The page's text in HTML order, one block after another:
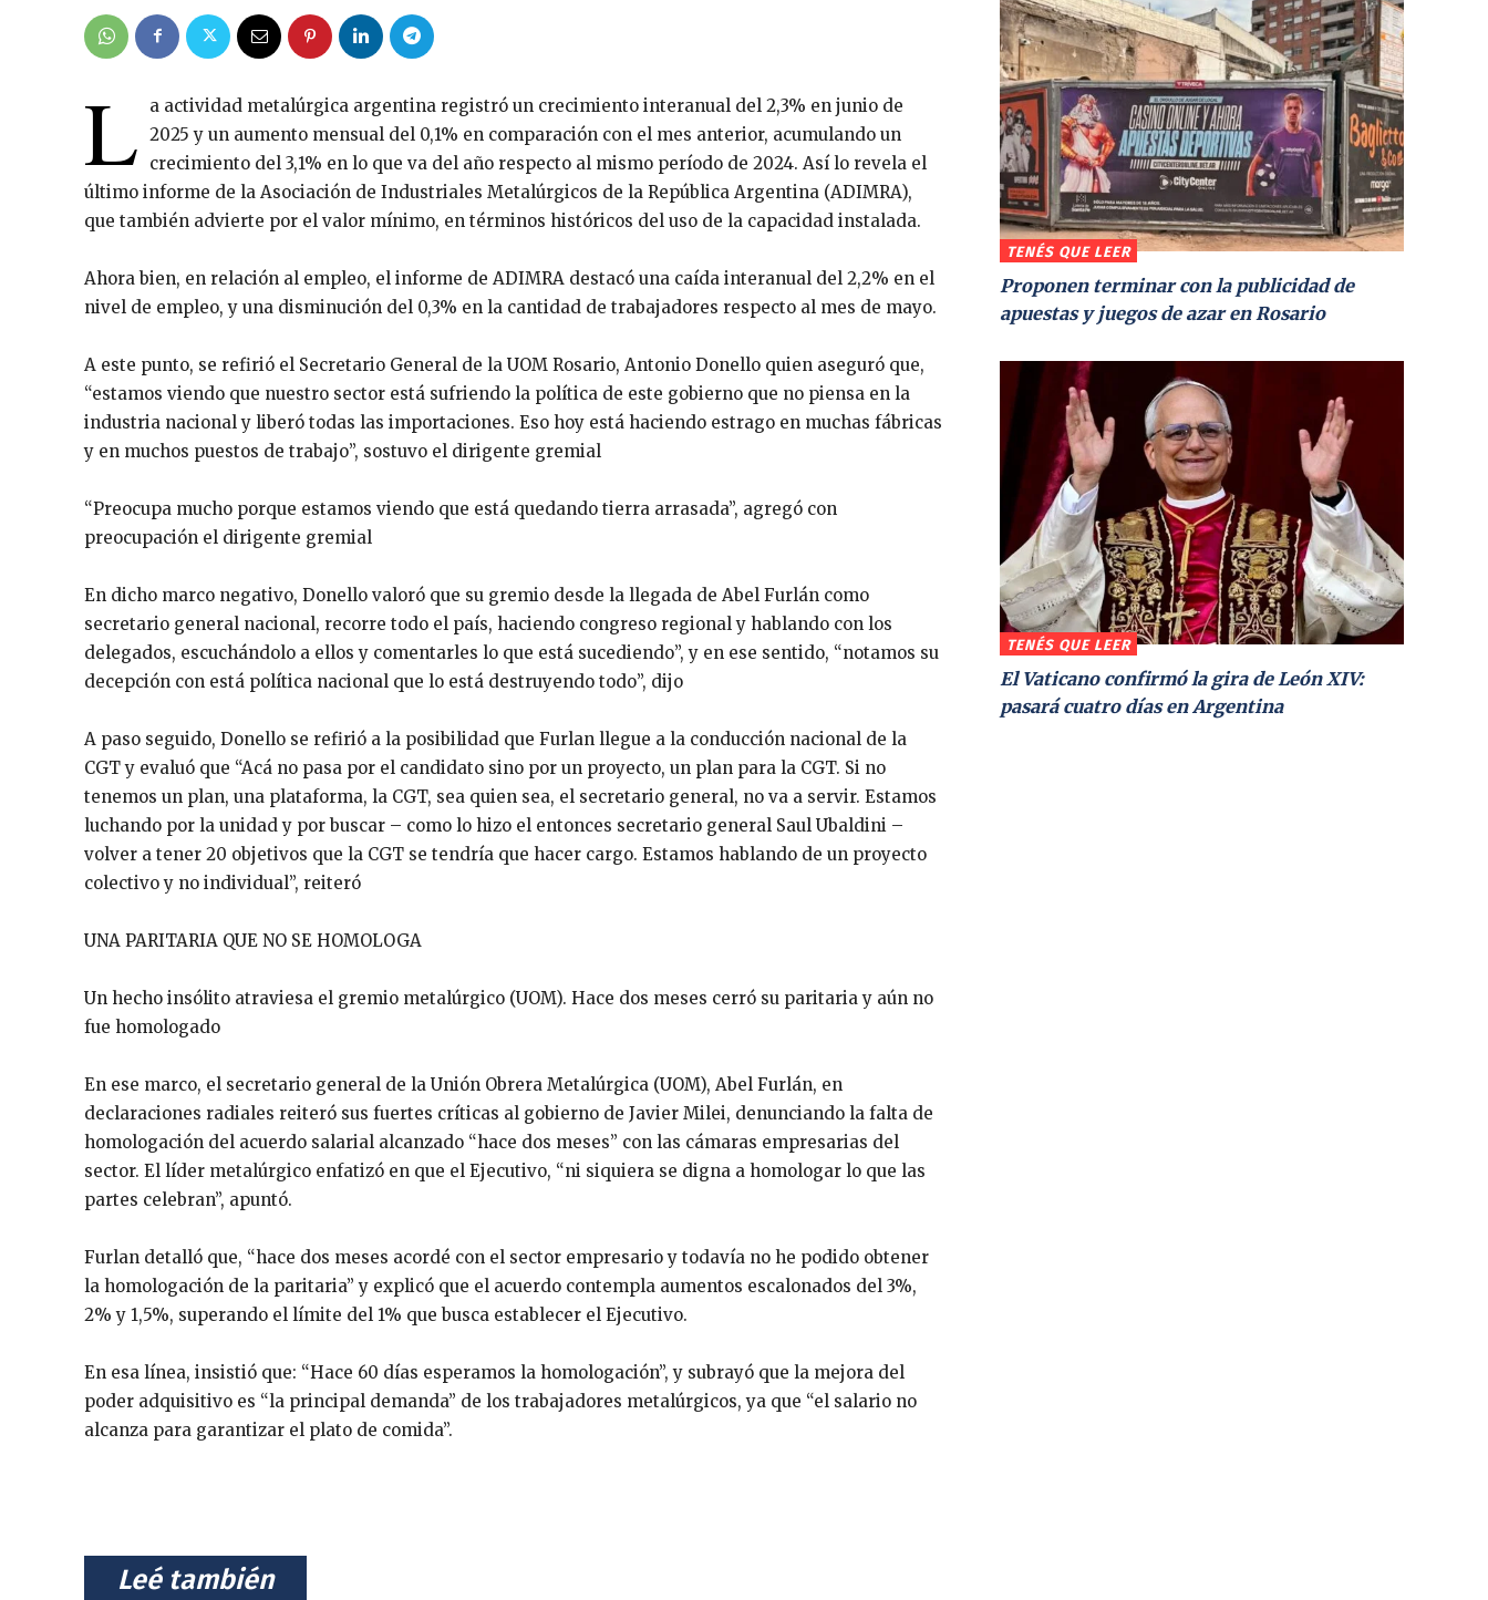
L
a actividad metalúrgica argentina registró un crecimiento interanual del 2,3% en junio de
2025 y un aumento mensual del 0,1% en comparación con el mes anterior, acumulando un
crecimiento del 3,1% en lo que va del año respecto al mismo período de 2024. Así lo revela el
último informe de la Asociación de Industriales Metalúrgicos de la República Argentina (ADIMRA),
que también advierte por el valor mínimo, en términos históricos del uso de la capacidad instalada.
Ahora bien, en relación al empleo, el informe de ADIMRA destacó una caída interanual del 2,2% en el
nivel de empleo, y una disminución del 0,3% en la cantidad de trabajadores respecto al mes de mayo.
A este punto, se refirió el Secretario General de la UOM Rosario, Antonio Donello quien aseguró que,
“estamos viendo que nuestro sector está sufriendo la política de este gobierno que no piensa en la
industria nacional y liberó todas las importaciones. Eso hoy está haciendo estrago en muchas fábricas
y en muchos puestos de trabajo”, sostuvo el dirigente gremial
“Preocupa mucho porque estamos viendo que está quedando tierra arrasada”, agregó con
preocupación el dirigente gremial
En dicho marco negativo, Donello valoró que su gremio desde la llegada de Abel Furlán como
secretario general nacional, recorre todo el país, haciendo congreso regional y hablando con los
delegados, escuchándolo a ellos y comentarles lo que está sucediendo”, y en ese sentido, “notamos su
decepción con está política nacional que lo está destruyendo todo”, dijo
A paso seguido, Donello se refirió a la posibilidad que Furlan llegue a la conducción nacional de la
CGT y evaluó que “Acá no pasa por el candidato sino por un proyecto, un plan para la CGT. Si no
tenemos un plan, una plataforma, la CGT, sea quien sea, el secretario general, no va a servir. Estamos
luchando por la unidad y por buscar – como lo hizo el entonces secretario general Saul Ubaldini –
volver a tener 20 objetivos que la CGT se tendría que hacer cargo. Estamos hablando de un proyecto
colectivo y no individual”, reiteró
UNA PARITARIA QUE NO SE HOMOLOGA
Un hecho insólito atraviesa el gremio metalúrgico (UOM). Hace dos meses cerró su paritaria y aún no
fue homologado
En ese marco, el secretario general de la Unión Obrera Metalúrgica (UOM), Abel Furlán, en
declaraciones radiales reiteró sus fuertes críticas al gobierno de Javier Milei, denunciando la falta de
homologación del acuerdo salarial alcanzado “hace dos meses” con las cámaras empresarias del
sector. El líder metalúrgico enfatizó en que el Ejecutivo, “ni siquiera se digna a homologar lo que las
partes celebran”, apuntó.
Furlan detalló que, “hace dos meses acordé con el sector empresario y todavía no he podido obtener
la homologación de la paritaria” y explicó que el acuerdo contempla aumentos escalonados del 3%,
2% y 1,5%, superando el límite del 1% que busca establecer el Ejecutivo.
En esa línea, insistió que: “Hace 60 días esperamos la homologación”, y subrayó que la mejora del
poder adquisitivo es “la principal demanda” de los trabajadores metalúrgicos, ya que “el salario no
alcanza para garantizar el plato de comida”.
⠀Leé también⠀
TENÉS QUE LEER
Proponen terminar con la publicidad de
apuestas y juegos de azar en Rosario
TENÉS QUE LEER
El Vaticano confirmó la gira de León XIV:
pasará cuatro días en Argentina